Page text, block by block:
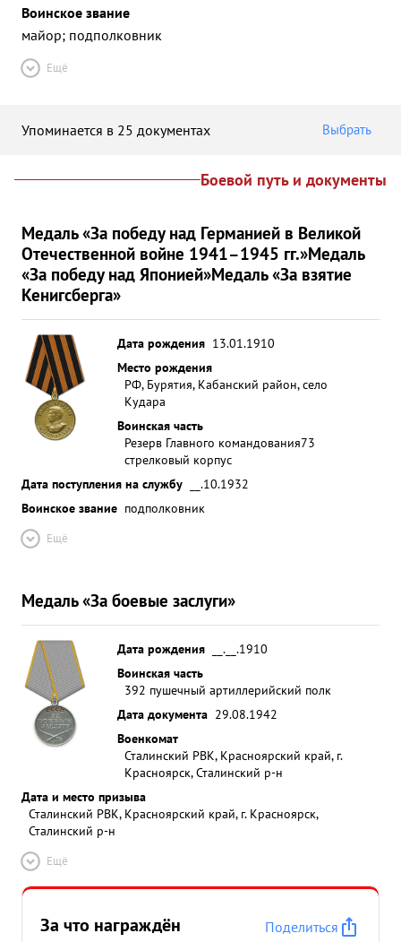
Воинское звание
майор; подполковник
Ещё
Упоминается в 25 документах Выбрать
Боевой путь и документы
Медаль «За победу над Германией в Великой
Отечественной войне 1941–1945 гг.»Медаль
«За победу над Японией»Медаль «За взятие
Кенигсберга»
Дата рождения 13.01.1910
Место рождения
РФ, Бурятия, Кабанский район, село
Кудара
Воинская часть
Резерв Главного командования73
стрелковый корпус
Дата поступления на службу
__.10.1932
Воинское звание подполковник
Ещё
Медаль «За боевые заслуги»
Дата рождения
__.__.1910
Воинская часть
392 пушечный артиллерийский полк
Дата документа 29.08.1942
Военкомат
Сталинский РВК, Красноярский край, г.
Красноярск, Сталинский р-н
Дата и место призыва
Сталинский РВК, Красноярский край, г. Красноярск,
Сталинский р-н
Ещё
За что награждён
Поделиться